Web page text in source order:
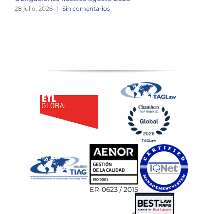
28 julio, 2026 | Sin comentarios